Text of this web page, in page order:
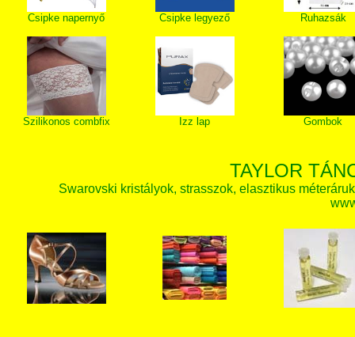
Csipke napernyő Csipke legyező Ruhazsák
Szilikonos combfix Izz lap Gombok
TAYLOR
Swarovski kristályok, strasszok, elasztikus